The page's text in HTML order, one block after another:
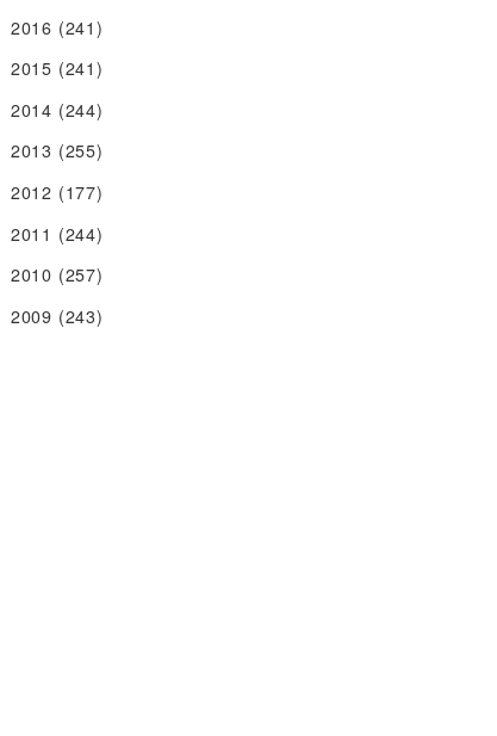
2016 (241)
2015 (241)
2014 (244)
2013 (255)
2012 (177)
2011 (244)
2010 (257)
2009 (243)